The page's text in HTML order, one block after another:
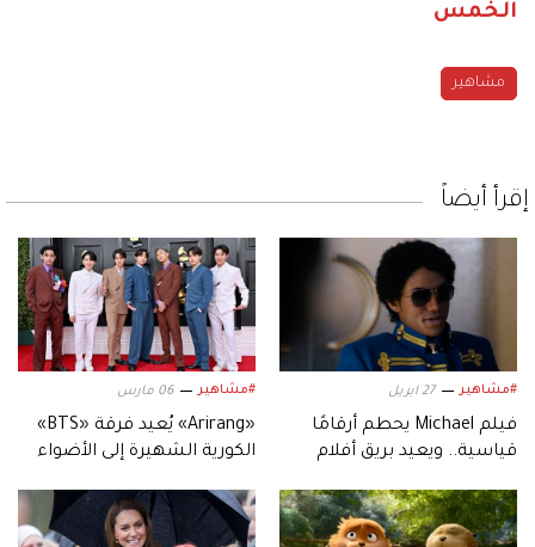
الخمس
مشاهير
إقرأ أيضاً
#مشاهير 27 ابريل
فيلم Michael يحطم أرقامًا
قياسية.. ويعيد بريق أفلام
#مشاهير 06 مارس
«Arirang» يُعيد فرقة «BTS»
الكورية الشهيرة إلى الأضواء